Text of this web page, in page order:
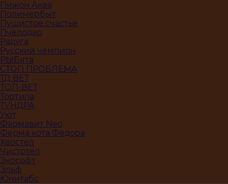
Пижон Аква
Полимербыт
Пушистое счастье
Пчелодар
Радуга
Русский чемпион
РЫБята
СТОП ПРОБЛЕМА
ТД ВЕТ
ТОП-ВЕТ
Тортила
ТУНДРА
Уют
Фармавит Neo
Ферма кота Фёдора
Хвостел
Чистотел
Экософт
Эльф
Юнитабс